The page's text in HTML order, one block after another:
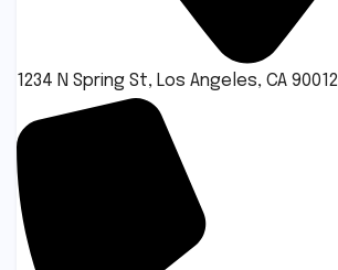
1234 N Spring St, Los Angeles, CA 90012